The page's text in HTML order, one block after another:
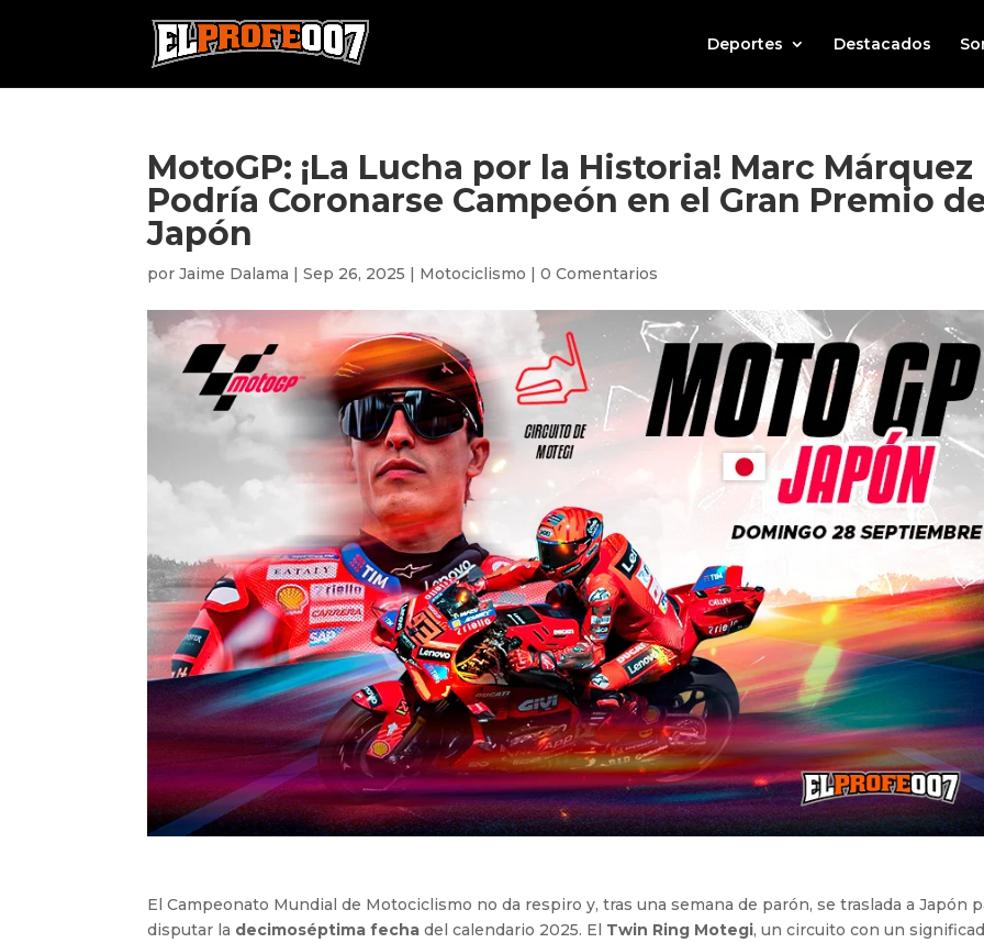
Deportes Destacados
MotoGP: ¡La Lucha por la Historia! Marc Márquez
Podría Coronarse Campeón en el Gran Premio
Japón
porJaime Dalama |Sep 26, 2025 | Motociclismo |0 Comentarios
El Campeonato Mundial de Motociclismo no da respiro y, tras una semana de parón, se traslada a Japón
disputar la decimoséptima fecha del calendario 2025. El Twin Ring Motegi, un circuito con un